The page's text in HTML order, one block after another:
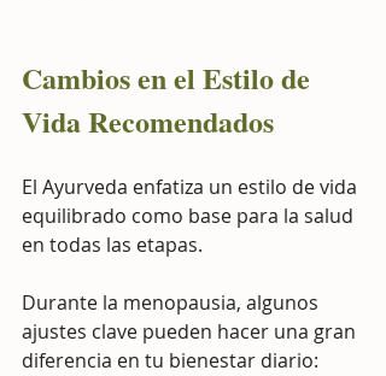
Cambios en el Estilo de
Vida Recomendados
El Ayurveda enfatiza un estilo de vida
equilibrado como base para la salud
en todas las etapas.
Durante la menopausia, algunos
ajustes clave pueden hacer una gran
diferencia en tu bienestar diario: